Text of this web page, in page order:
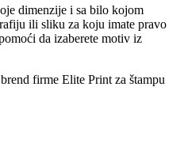
dimenzije i sa bilo kojom
ili sliku za koju imate pravo
da izaberete motiv iz
firme Elite Print za štampu